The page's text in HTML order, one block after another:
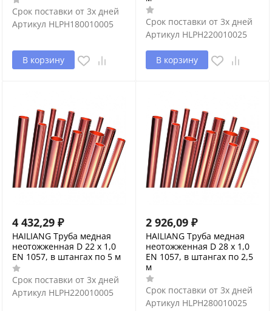
Срок поставки от 3х дней
Артикул HLPH180010005
В корзину
Срок поставки от 3х дней
Артикул HLPH220010025
В корзину
4 432,29 ₽
HAILIANG Труба медная
неотожженная D 22 х 1,0
EN 1057, в штангах по 5 м
Срок поставки от 3х дней
Артикул HLPH220010005
2 926,09 ₽
HAILIANG Труба медная
неотожженная D 28 x 1,0
EN 1057, в штангах по 2,5
м
Срок поставки от 3х дней
Артикул HLPH280010025